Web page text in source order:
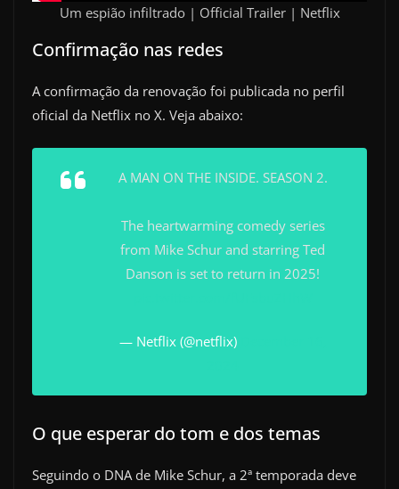
Um espião infiltrado | Official Trailer | Netflix
Confirmação nas redes
A confirmação da renovação foi publicada no perfil
oficial da Netflix no X. Veja abaixo:
A MAN ON THE INSIDE. SEASON 2.
The heartwarming comedy series
from Mike Schur and starring Ted
Danson is set to return in 2025!
— Netflix (@netflix)
O que esperar do tom e dos temas
Seguindo o DNA de Mike Schur, a 2ª temporada deve